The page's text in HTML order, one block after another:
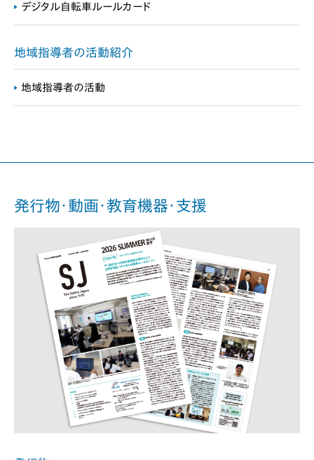
デジタル自転車ルールカード
地域指導者の活動紹介
地域指導者の活動
発行物・動画・教育機器・支援